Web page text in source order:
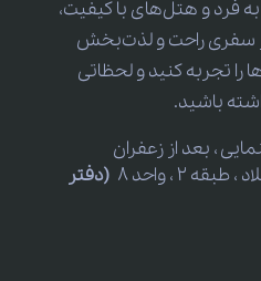
فرد و هتل‌های با کیفیت،
سفری راحت و لذت‌بخش
را تجربه کنید و لحظاتی
باشید.
، بعد از زعفران
2 ، واحد 8
(دفتر